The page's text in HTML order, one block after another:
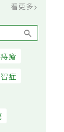
痔瘡
失智症